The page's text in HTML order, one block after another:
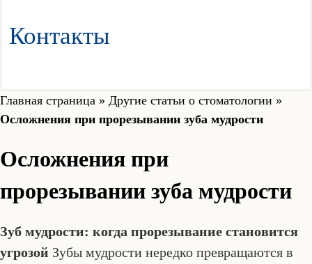
Контакты
Главная страница » Другие статьи о стоматологии »
Осложнения при прорезывании зуба мудрости
Осложнения при
прорезывании зуба мудрости
Зуб мудрости: когда прорезывание становится
угрозой Зубы мудрости нередко превращаются в